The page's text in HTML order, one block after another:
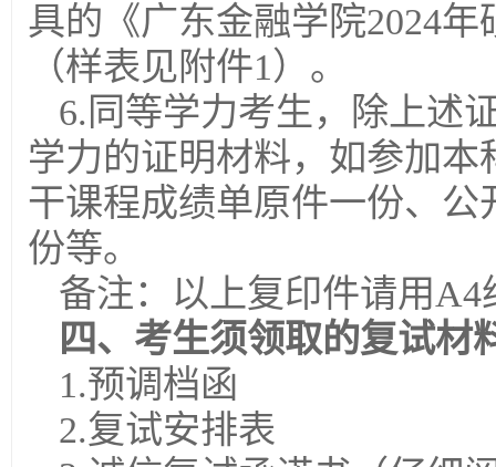
具的《广东金融学院2024
（样表见附件1）。
6.同等学力考生，除上述
学力的证明材料，如参加
干课程成绩单原件一份、
份等。
备注：以上复印件请用
四、考生须领取的复试材
1.预调档函
2.复试安排表